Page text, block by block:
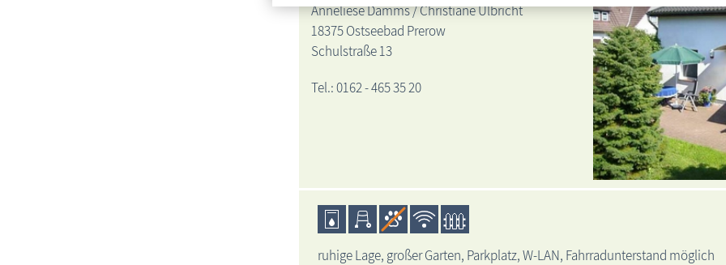
Anneliese Damms / Christiane Ulbricht
18375 Ostseebad Prerow
Schulstraße 13
Tel.: 0162 - 465 35 20
ruhige Lage, großer Garten, Parkplatz, W-LAN, Fahrradunterstand möglich